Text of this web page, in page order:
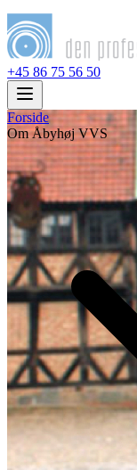
+45 86 75 56 50
Forside
Om Åbyhøj VVS